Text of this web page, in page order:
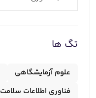
تگ ها
علوم آزمایشگاهی
فناوری اطلاعات سلامت